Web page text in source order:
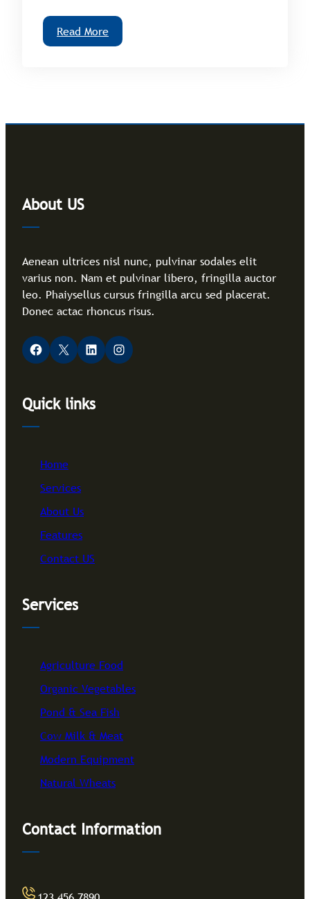
Read More
About US
Aenean ultrices nisl nunc, pulvinar sodales elit
varius non. Nam et pulvinar libero, fringilla auctor
leo. Phaiysellus cursus fringilla arcu sed placerat.
Donec actac rhoncus risus.
Facebook X LinkedIn Instagram
Quick links
Home
Services
About Us
Features
Contact US
Services
Agriculture Food
Organic Vegetables
Pond & Sea Fish
Cow Milk & Meat
Modern Equipment
Natural Wheats
Contact Information